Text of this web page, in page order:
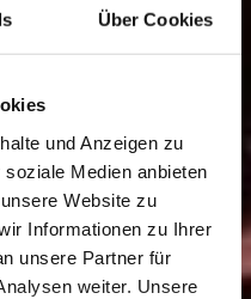
Über Cookies
und Anzeigen zu
Medien anbieten
Website zu
Informationen zu Ihrer
unsere Partner für
weiter. Unsere